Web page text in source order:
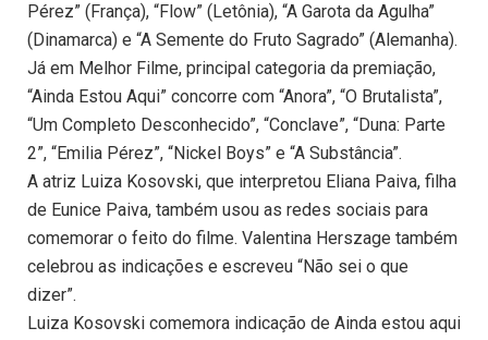
Pérez” (França), “Flow” (Letônia), “A Garota da Agulha”
(Dinamarca) e “A Semente do Fruto Sagrado” (Alemanha).
Já em Melhor Filme, principal categoria da premiação,
“Ainda Estou Aqui” concorre com “Anora”, “O Brutalista”,
“Um Completo Desconhecido”, “Conclave”, “Duna: Parte
2”, “Emilia Pérez”, “Nickel Boys” e “A Substância”.
A atriz Luiza Kosovski, que interpretou Eliana Paiva, filha
de Eunice Paiva, também usou as redes sociais para
comemorar o feito do filme. Valentina Herszage também
celebrou as indicações e escreveu “Não sei o que
dizer”.
Luiza Kosovski comemora indicação de Ainda estou aqui